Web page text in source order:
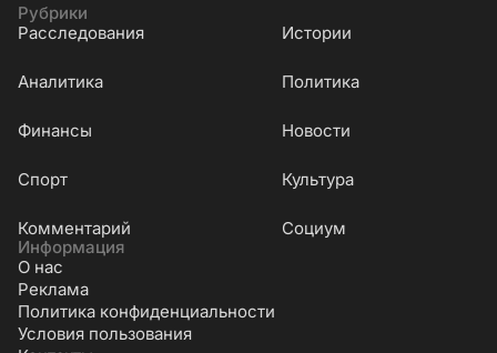
Рубрики
Расследования
Истории
Аналитика Политика
Финансы Новости
Cпорт Культура
Комментарий
Социум
Информация
О нас
Реклама
Политика конфиденциальности
Условия пользования